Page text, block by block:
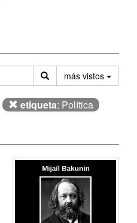
más vistos
etiqueta: Política